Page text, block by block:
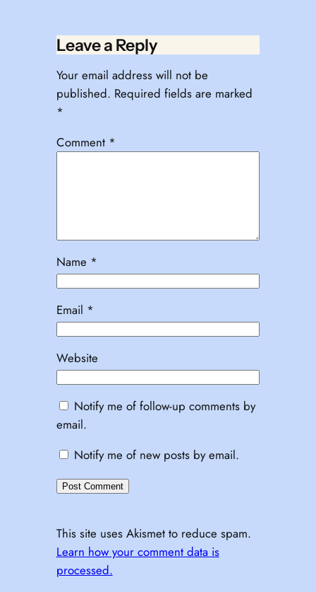
Leave a Reply
Your email address will not be
published. Required fields are marked
*
Comment *
Name *
Email *
Website
Notify me of follow-up comments by
email.
Notify me of new posts by email.
This site uses Akismet to reduce spam.
Learn how your comment data is
processed.